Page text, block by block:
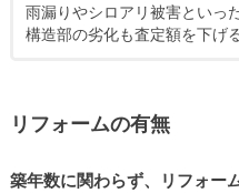
雨漏りやシロアリ被害といっ
構造部の劣化も査定額を下げ
リフォームの有無
築年数に関わらず、リフォー